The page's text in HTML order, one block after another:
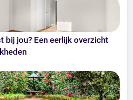
bij jou? Een eerlijk overzicht